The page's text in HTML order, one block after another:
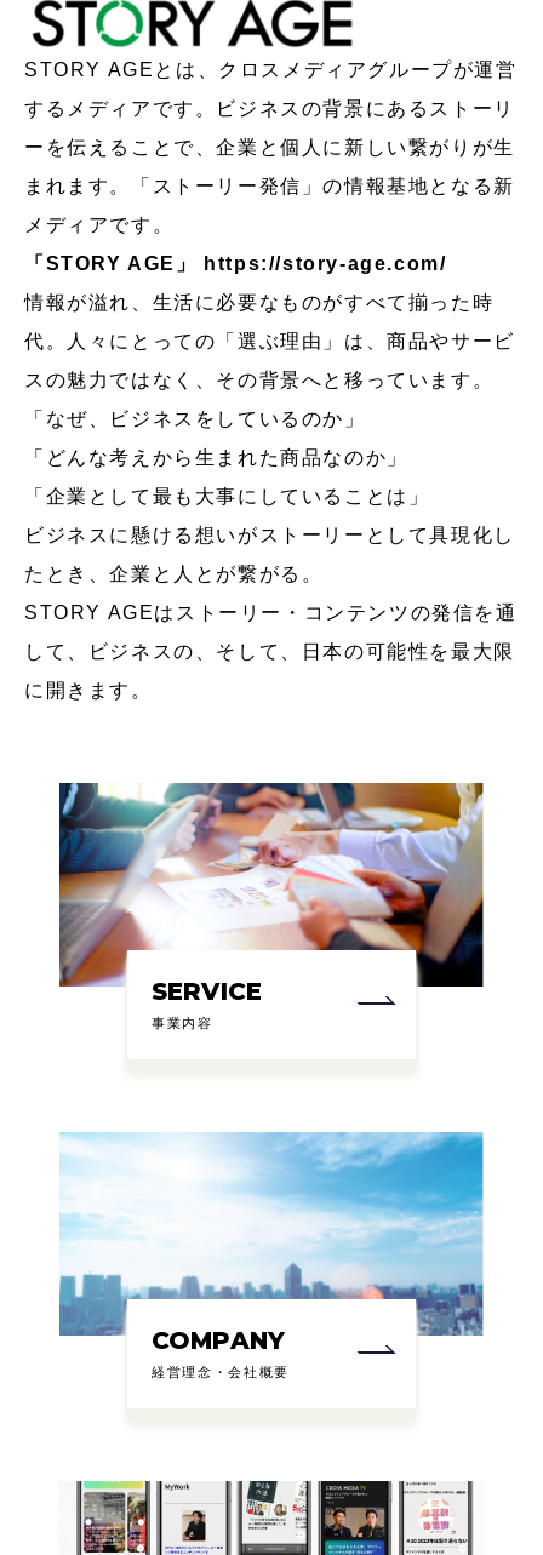
STORY AGEとは、クロスメディアグループが運営
するメディアです。ビジネスの背景にあるストーリ
ーを伝えることで、企業と個人に新しい繋がりが生
まれます。「ストーリー発信」の情報基地となる新
メディアです。
「STORY AGE」
https://story-age.com/
情報が溢れ、生活に必要なものがすべて揃った時
代。人々にとっての「選ぶ理由」は、商品やサービ
スの魅力ではなく、その背景へと移っています。
「なぜ、ビジネスをしているのか」
「どんな考えから生まれた商品なのか」
「企業として最も大事にしていることは」
ビジネスに懸ける想いがストーリーとして具現化し
たとき、企業と人とが繋がる。
STORY AGEはストーリー・コンテンツの発信を通
して、ビジネスの、そして、日本の可能性を最大限
に開きます。
SERVICE
事業内容
COMPANY
経営理念・会社概要